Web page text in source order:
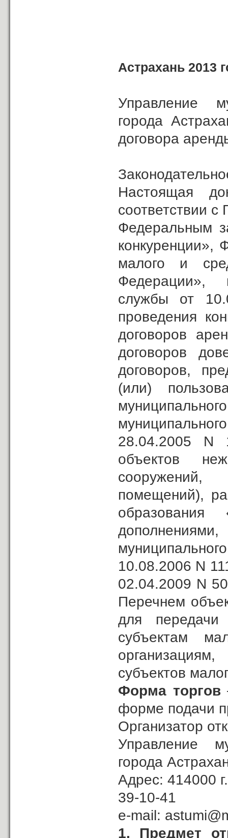
Астрахань 2013
Управление
города
договора
Настоящая
соответствии
Федеральным
малого и
Федерации»,
службы от
проведения
договоров
договоров
договоров,
(или)
28.04.2005 N
объектов
помещений),
10.08.2006 N
02.04.2009 N
Перечнем
для
субъектам
субъектов
Форма торгов
форме подачи
Организатор
Управление
города
Адрес: 414000
39-10-41
e-mail:
1. Предмет